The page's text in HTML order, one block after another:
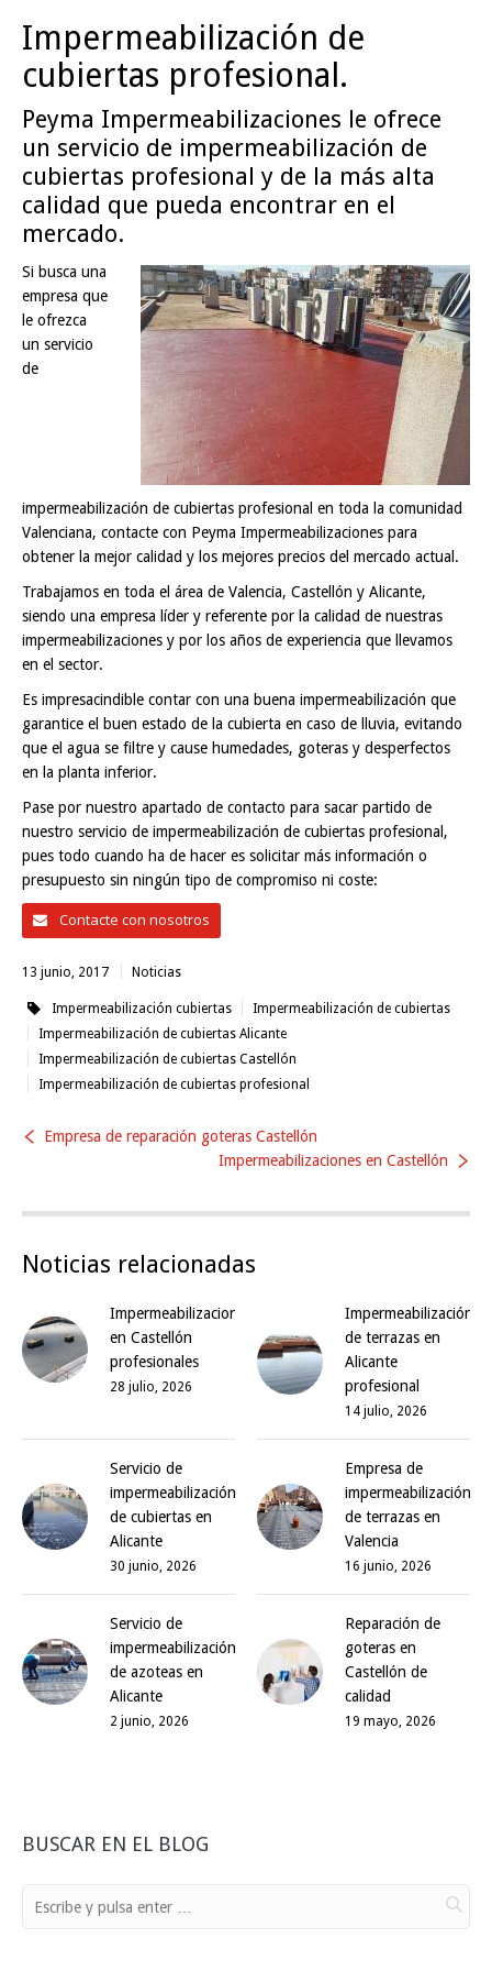
Impermeabilización de
cubiertas profesional.
Peyma Impermeabilizaciones le ofrece
un servicio de impermeabilización de
cubiertas profesional y de la más alta
calidad que pueda encontrar en el
mercado.
Si busca una
empresa que
le ofrezca
un servicio
de
impermeabilización de cubiertas profesional en toda la comunidad
Valenciana, contacte con Peyma Impermeabilizaciones para
obtener la mejor calidad y los mejores precios del mercado actual.
Trabajamos en toda el área de Valencia, Castellón y Alicante,
siendo una empresa líder y referente por la calidad de nuestras
impermeabilizaciones y por los años de experiencia que llevamos
en el sector.
Es impresacindible contar con una buena impermeabilización que
garantice el buen estado de la cubierta en caso de lluvia, evitando
que el agua se filtre y cause humedades, goteras y desperfectos
en la planta inferior.
Pase por nuestro apartado de contacto para sacar partido de
nuestro servicio de impermeabilización de cubiertas profesional,
pues todo cuando ha de hacer es solicitar más información o
presupuesto sin ningún tipo de compromiso ni coste:
Contacte con nosotros
13 junio, 2017 Noticias
Impermeabilización cubiertas
Impermeabilización de cubiertas
Impermeabilización de cubiertas Alicante
Impermeabilización de cubiertas Castellón
Impermeabilización de cubiertas profesional
Empresa de reparación goteras Castellón
Impermeabilizaciones en Castellón
Noticias relacionadas
Impermeabilizaciones
en Castellón
profesionales
28 julio, 2026
Impermeabilización
de terrazas en
Alicante
profesional
14 julio, 2026
Servicio de
impermeabilización
de cubiertas en
Alicante
30 junio, 2026
Empresa de
impermeabilización
de terrazas en
Valencia
16 junio, 2026
Servicio de
impermeabilización
de azoteas en
Alicante
2 junio, 2026
Reparación de
goteras en
Castellón de
calidad
19 mayo, 2026
BUSCAR EN EL BLOG